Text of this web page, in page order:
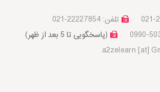
تلفن: 22227854-021
(پاسخگویی تا 5 بعد از ظهر)